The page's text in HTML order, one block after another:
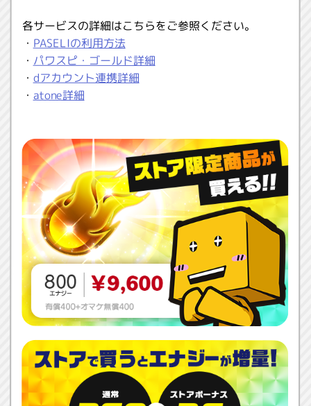
各サービスの詳細はこちらをご参照ください。
・ PASELIの利用方法
・ パワスピ・ゴールド詳細
・ dアカウント連携詳細
・ atone詳細